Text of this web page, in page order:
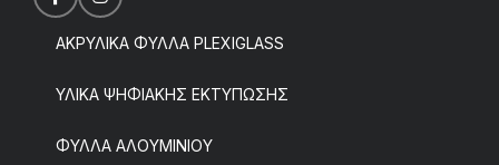
ΑΚΡΥΛΙΚΑ ΦΥΛΛΑ PLEXIGLASS
ΥΛΙΚΑ ΨΗΦΙΑΚΗΣ ΕΚΤΥΠΩΣΗΣ
ΦΥΛΛΑ ΑΛΟΥΜΙΝΙΟΥ